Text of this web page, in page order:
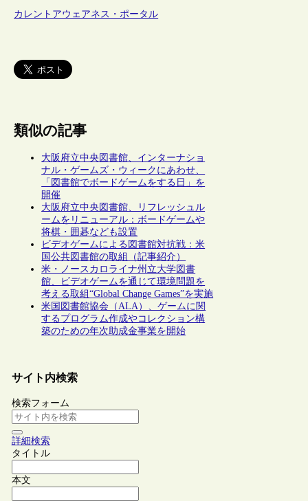
カレントアウェアネス・ポータル
類似の記事
大阪府立中央図書館、インターナショ
ナル・ゲームズ・ウィークにあわせ、
「図書館でボードゲームをする日」を
開催
大阪府立中央図書館、リフレッシュル
ームをリニューアル：ボードゲームや
将棋・囲碁なども設置
ビデオゲームによる図書館対抗戦：米
国公共図書館の取組（記事紹介）
米・ノースカロライナ州立大学図書
館、ビデオゲームを通じて環境問題を
考える取組“Global Change Games”を実施
米国図書館協会（ALA）、ゲームに関
するプログラム作成やコレクション構
築のための年次助成金事業を開始
サイト内検索
検索フォーム
詳細検索
タイトル
本文